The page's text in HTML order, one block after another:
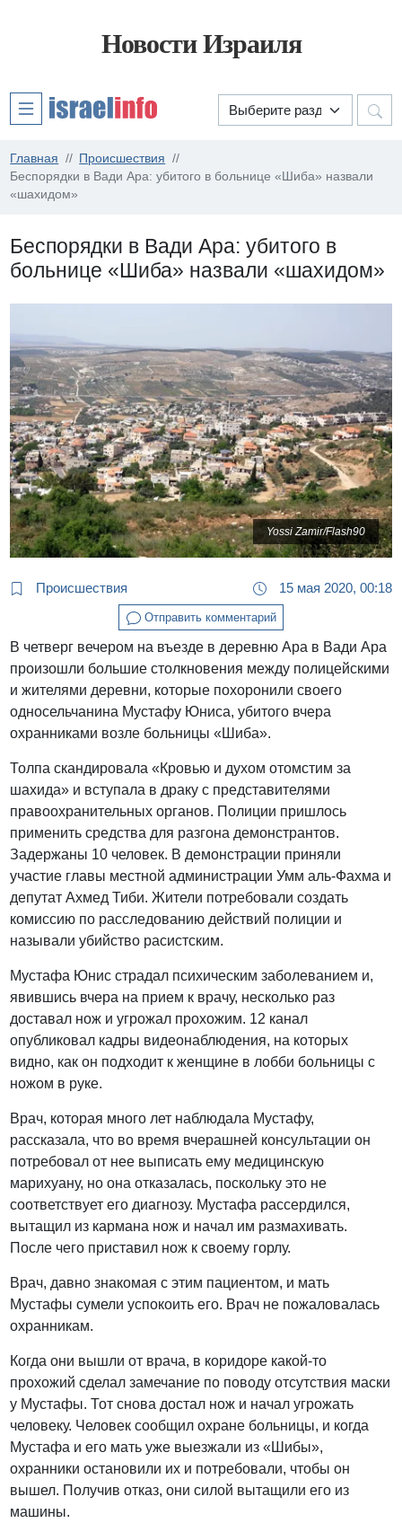
Новости Израиля
Главная
Происшествия
Беспорядки в Вади Ара: убитого в больнице «Шиба» назвали
«шахидом»
Беспорядки в Вади Ара: убитого в
больнице «Шиба» назвали «шахидом»
Yossi Zamir/Flash90
Происшествия 15 мая 2020, 00:18
Отправить комментарий
В четверг вечером на въезде в деревню Ара в Вади Ара
произошли большие столкновения между полицейскими
и жителями деревни, которые похоронили своего
односельчанина Мустафу Юниса, убитого вчера
охранниками возле больницы «Шиба».
Толпа скандировала «Кровью и духом отомстим за
шахида» и вступала в драку с представителями
правоохранительных органов. Полиции пришлось
применить средства для разгона демонстрантов.
Задержаны 10 человек. В демонстрации приняли
участие главы местной администрации Умм аль-Фахма и
депутат Ахмед Тиби. Жители потребовали создать
комиссию по расследованию действий полиции и
называли убийство расистским.
Мустафа Юнис страдал психическим заболеванием и,
явившись вчера на прием к врачу, несколько раз
доставал нож и угрожал прохожим. 12 канал
опубликовал кадры видеонаблюдения, на которых
видно, как он подходит к женщине в лобби больницы с
ножом в руке.
Врач, которая много лет наблюдала Мустафу,
рассказала, что во время вчерашней консультации он
потребовал от нее выписать ему медицинскую
марихуану, но она отказалась, поскольку это не
соответствует его диагнозу. Мустафа рассердился,
вытащил из кармана нож и начал им размахивать.
После чего приставил нож к своему горлу.
Врач, давно знакомая с этим пациентом, и мать
Мустафы сумели успокоить его. Врач не пожаловалась
охранникам.
Когда они вышли от врача, в коридоре какой-то
прохожий сделал замечание по поводу отсутствия маски
у Мустафы. Тот снова достал нож и начал угрожать
человеку. Человек сообщил охране больницы, и когда
Мустафа и его мать уже выезжали из «Шибы»,
охранники остановили их и потребовали, чтобы он
вышел. Получив отказ, они силой вытащили его из
машины.